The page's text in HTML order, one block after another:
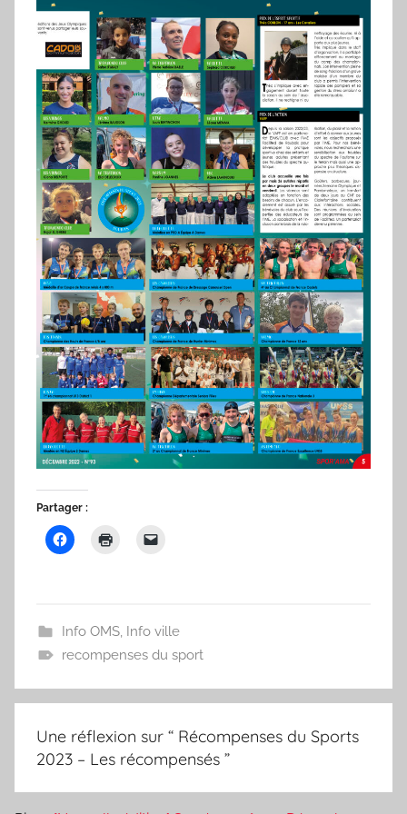
Partager :
Info OMS, Info ville
recompenses du sport
Une réflexion sur “ Récompenses du Sports
2023 – Les récompensés ”